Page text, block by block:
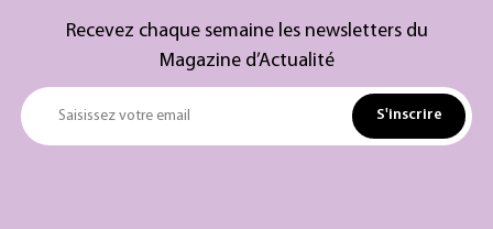
Recevez chaque semaine les newsletters du
Magazine d’Actualité
Saisissez votre email S'inscrire